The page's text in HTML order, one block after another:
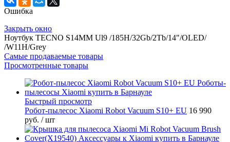
Ошибка
Закрыть окно
Ноутбук TECNO S14MM Ul9 /185H/32Gb/2Tb/14"/OLED/
/W11H/Grey
Самые продаваемые товары
Просмотренные товары
Быстрый просмотр
Робот-пылесос Xiaomi Robot Vacuum S10+ EU 16 990
руб. / шт